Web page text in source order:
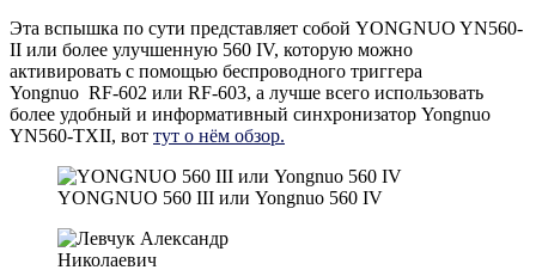
Эта вспышка по сути представляет собой YONGNUO YN560-
II или более улучшенную 560 IV, которую можно
активировать с помощью беспроводного триггера
Yongnuo RF-602 или RF-603, а лучше всего использовать
более удобный и информативный синхронизатор Yongnuo
YN560-TXII, вот тут о нём обзор.
YONGNUO 560 III или Yongnuo 560 IV